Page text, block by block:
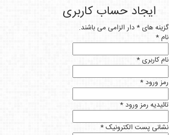
ایجاد حساب کاربری
گزینه های * دار الزامی می باشند.
نام *
نام کاربری *
رمز ورود *
تائیدیه رمز ورود *
نشانی پست الکترونیک *